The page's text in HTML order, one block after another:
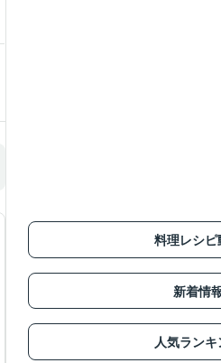
料理レシピ
新着情
人気ラン